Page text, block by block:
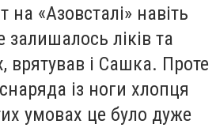
на «Азовсталі» навіть
залишалось ліків та
врятував і Сашка. Проте
із ноги хлопця
умовах це було дуже